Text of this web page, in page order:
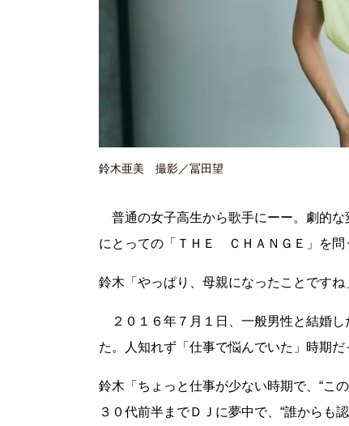
鈴木亜美 撮影／冨田望
普通の女子高生から歌手にーー。劇的な
にとっての「ＴＨＥ ＣＨＡＮＧＥ」を問
鈴木「やっぱり、母親になったことですね
２０１６年７月１日、一般男性と結婚し
た。人知れず「仕事で悩んでいた」時期だ
鈴木「ちょっと仕事が少ない時期で、“こ
３０代前半までＤＪに夢中で、“誰からも